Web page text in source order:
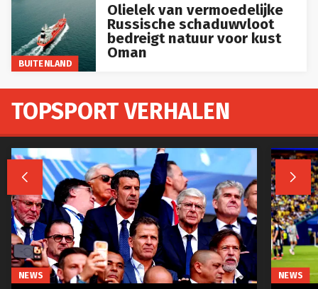
BUITENLAND
Olielek van vermoedelijke
Russische schaduwvloot
bedreigt natuur voor kust
Oman
TOPSPORT VERHALEN
 
NEWS NEWS